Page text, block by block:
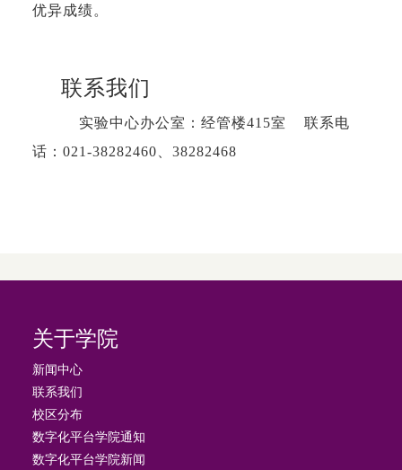
优异成绩。
联系我们
实验中心办公室：经管楼415室 联系电
话：021-38282460、38282468
关于学院
新闻中心
联系我们
校区分布
数字化平台学院通知
数字化平台学院新闻